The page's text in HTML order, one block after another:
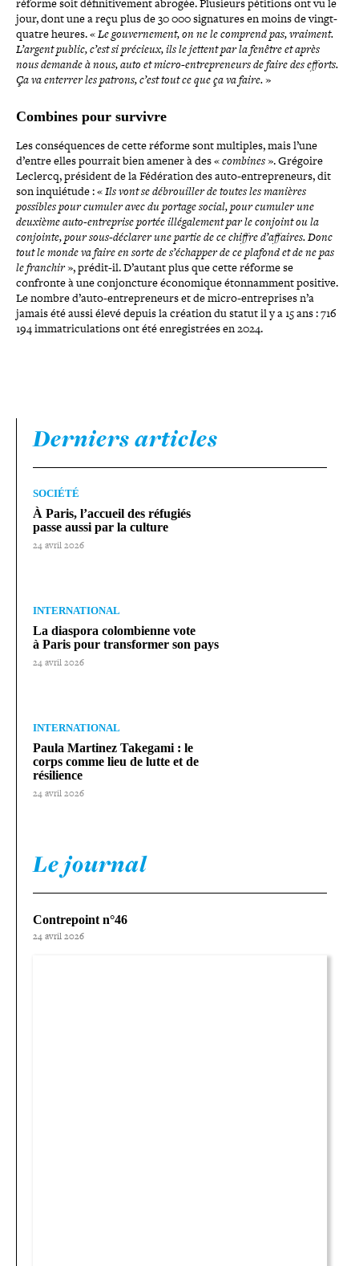
jour, dont une a reçu plus de 30 000 signa­tures en moins de vingt-​
quatre heures. «Le gou­ver­ne­ment, on ne le comprend pas, vraiment.
L’argent public, c’est si précieux, ils le jettent par la fenêtre et après
nous demande à nous, auto et micro-​entrepreneurs de faire des efforts.
Ça va enterrer les patrons, c’est tout ce que ça va faire.»
Combines pour survivre
Les consé­quences de cette réforme sont multiples, mais l’une
d’entre elles pourrait bien amener à des «combines». Grégoire
Leclercq, président de la Fédération des auto-​entrepreneurs, dit
son inquié­tude : «Ils vont se débrouiller de toutes les manières
possibles pour cumuler avec du portage social, pour cumuler une
deuxième auto-​entreprise portée illé­ga­le­ment par le conjoint ou la
conjointe, pour sous-​déclarer une partie de ce chiffre d’affaires. Donc
tout le monde va faire en sorte de s’échapper de ce plafond et de ne pas
le franchir», prédit-​il. D’autant plus que cette réforme se
confronte à une conjonc­ture éco­no­mique éton­nam­ment positive.
Le nombre d’auto-entrepreneurs et de micro-​entreprises n’a
jamais été aussi élevé depuis la création du statut il y a 15 ans :716
194 imma­tri­cu­la­tions ont été enre­gis­trées en 2024.
Derniers articles
SOCIÉTÉ
À Paris, l’accueil des réfugiés
passe aussi par la culture
24 avril 2026
INTERNATIONAL
La diaspora colom­bienne vote
à Paris pour trans­for­mer son pays
24 avril 2026
INTERNATIONAL
Paula Martinez Takegami : le
corps comme lieu de lutte et de
résilience
24 avril 2026
Le journal
Contrepoint n°46
24 avril 2026